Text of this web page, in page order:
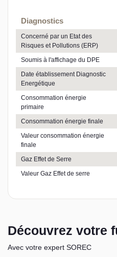
Diagnostics
Concerné par un Etat des
Risques et Pollutions (ERP)
Soumis à l'affichage du DPE
Date établissement Diagnostic
Energétique
Consommation énergie
primaire
Consommation énergie finale
Valeur consommation énergie
finale
Gaz Effet de Serre
Valeur Gaz Effet de serre
Découvrez votre
Avec votre expert SOREC